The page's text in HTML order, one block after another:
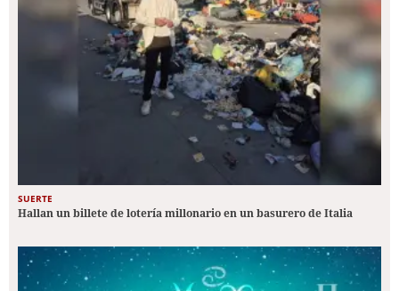
SUERTE
Hallan un billete de lotería millonario en un basurero de Italia